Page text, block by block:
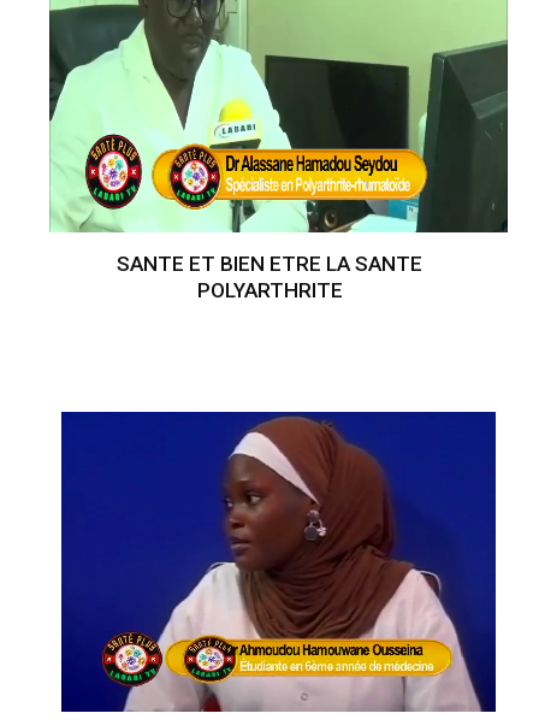
SANTE ET BIEN ETRE LA SANTE
POLYARTHRITE